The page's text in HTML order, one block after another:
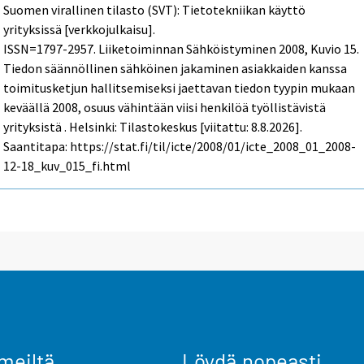
Suomen virallinen tilasto (SVT): Tietotekniikan käyttö
yrityksissä [verkkojulkaisu].
ISSN=1797-2957. Liiketoiminnan Sähköistyminen 2008, Kuvio 15.
Tiedon säännöllinen sähköinen jakaminen asiakkaiden kanssa
toimitusketjun hallitsemiseksi jaettavan tiedon tyypin mukaan
keväällä 2008, osuus vähintään viisi henkilöä työllistävistä
yrityksistä . Helsinki: Tilastokeskus [viitattu: 8.8.2026].
Saantitapa: https://stat.fi/til/icte/2008/01/icte_2008_01_2008-
12-18_kuv_015_fi.html